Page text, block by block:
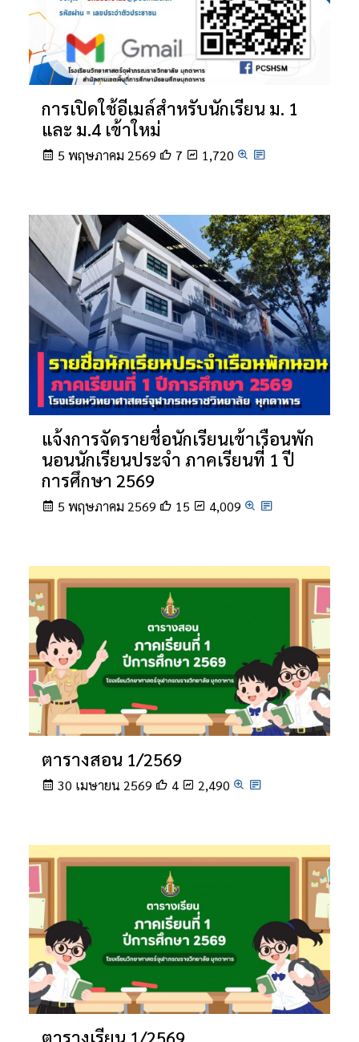
การเปิดใช้อีเมล์สำหรับนักเรียน ม. 1
และ ม.4 เข้าใหม่
5 พฤษภาคม 2569 7 1,720
แจ้งการจัดรายชื่อนักเรียนเข้าเรือนพัก
นอนนักเรียนประจำ ภาคเรียนที่ 1 ปี
การศึกษา 2569
5 พฤษภาคม 2569 15 4,009
ตารางสอน 1/2569
30 เมษายน 2569 4 2,490